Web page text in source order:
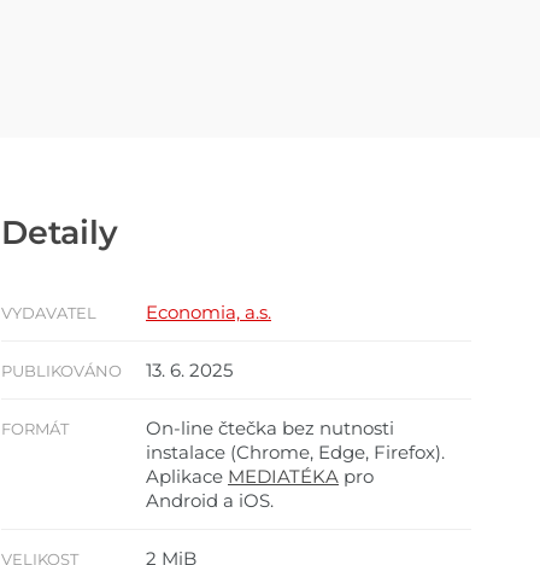
Detaily
VYDAVATEL Economia, a.s.
PUBLIKOVÁNO 13. 6. 2025
FORMÁT
On-line čtečka bez nutnosti
instalace (Chrome, Edge, Firefox).
Aplikace MEDIATÉKA pro
Android a iOS.
VELIKOST 2 MiB